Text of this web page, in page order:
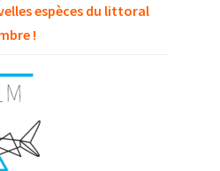
espèces du littoral
!